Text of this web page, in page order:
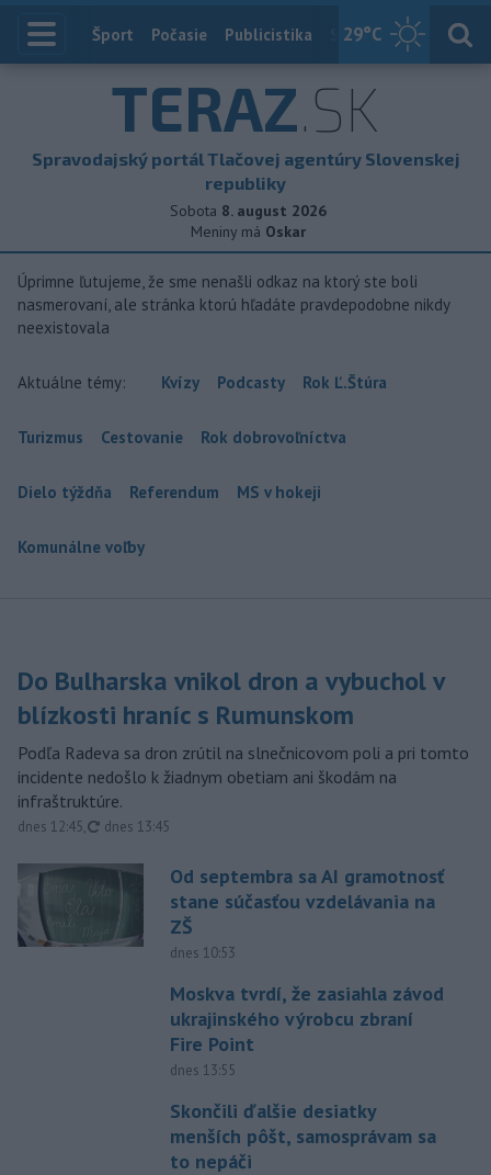
29°C
Index
Šport Počasie Publicistika Slovensko
TERAZ.SK
Spravodajský portál Tlačovej agentúry Slovenskej
republiky
Sobota 8. august 2026
Meniny má Oskar
Úprimne ľutujeme, že sme nenašli odkaz na ktorý ste boli
nasmerovaní, ale stránka ktorú hľadáte pravdepodobne nikdy
neexistovala
Aktuálne témy: Kvízy Podcasty Rok Ľ.Štúra
Turizmus Cestovanie Rok dobrovoľníctva
Dielo týždňa Referendum MS v hokeji
Komunálne voľby
Do Bulharska vnikol dron a vybuchol v
blízkosti hraníc s Rumunskom
Podľa Radeva sa dron zrútil na slnečnicovom poli a pri tomto
incidente nedošlo k žiadnym obetiam ani škodám na
infraštruktúre.
dnes 12:45, aktualizované
dnes 13:45
Od septembra sa AI gramotnosť
stane súčasťou vzdelávania na
ZŠ
dnes 10:53
Moskva tvrdí, že zasiahla závod
ukrajinského výrobcu zbraní
Fire Point
dnes 13:55
Skončili ďalšie desiatky
menších pôšt, samosprávam sa
to nepáči